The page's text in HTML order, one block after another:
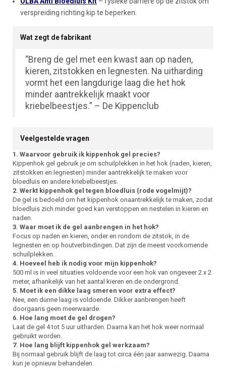
verspreiding richting kip te beperken.
Wat zegt de fabrikant
“Breng de gel met een kwast aan op naden,
kieren, zitstokken en legnesten. Na uitharding
vormt het een langdurige laag die het hok
minder aantrekkelijk maakt voor
kriebelbeestjes.” – De Kippenclub
Veelgestelde vragen
1. Waarvoor gebruik ik kippenhok gel precies?
Kippenhok gel gebruik je om schuilplekken in het hok (naden, kieren,
zitstokken en legnesten) minder aantrekkelijk te maken voor
bloedluis en andere kriebelbeestjes.
2. Werkt kippenhok gel tegen bloedluis (rode vogelmijt)?
De gel is bedoeld om het kippenhok onaantrekkelijk te maken, zodat
bloedluis zich minder goed kan verstoppen en nestelen in kieren en
naden.
3. Waar moet ik de gel aanbrengen in het hok?
Focus op naden en kieren, onder en rondom de zitstok, in de
legnesten en op houtverbindingen. Dat zijn de meest voorkomende
schuilplekken.
4. Hoeveel heb ik nodig voor mijn kippenhok?
500 ml is in veel situaties voldoende voor een hok van ongeveer 2 x 2
meter, afhankelijk van het aantal kieren en de ondergrond.
5. Moet ik een dikke laag smeren voor extra effect?
Nee, een dunne laag is voldoende. Dikker aanbrengen heeft
doorgaans geen meerwaarde.
6. Hoe lang moet de gel drogen?
Laat de gel 4 tot 5 uur uitharden. Daarna kan het hok weer normaal
gebruikt worden.
7. Hoe lang blijft kippenhok gel werkzaam?
Bij normaal gebruik blijft de laag tot circa één jaar aanwezig. Daarna
kun je opnieuw behandelen.